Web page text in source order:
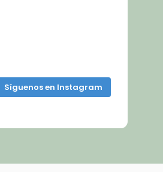
Síguenos en Instagram